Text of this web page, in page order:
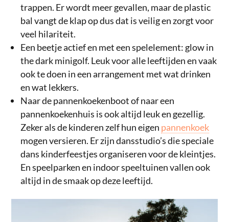
trappen. Er wordt meer gevallen, maar de plastic
bal vangt de klap op dus dat is veilig en zorgt voor
veel hilariteit.
Een beetje actief en met een spelelement: glow in
the dark minigolf. Leuk voor alle leeftijden en vaak
ook te doen in een arrangement met wat drinken
en wat lekkers.
Naar de pannenkoekenboot of naar een
pannenkoekenhuis is ook altijd leuk en gezellig.
Zeker als de kinderen zelf hun eigen pannenkoek
mogen versieren. Er zijn dansstudio’s die speciale
dans kinderfeestjes organiseren voor de kleintjes.
En speelparken en indoor speeltuinen vallen ook
altijd in de smaak op deze leeftijd.